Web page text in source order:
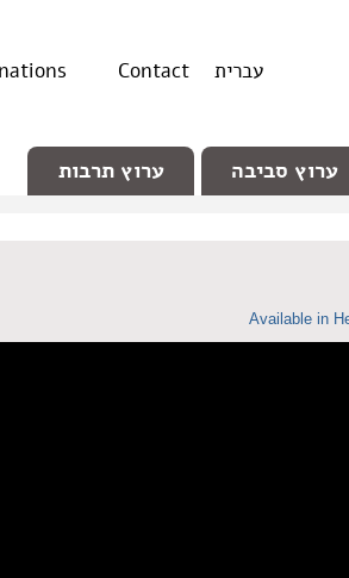
עברית Contact
ערוץ סביבה ערוץ תרבות
Available in